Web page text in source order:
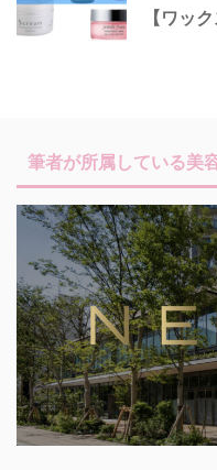
【ワッ
筆者が所属している美